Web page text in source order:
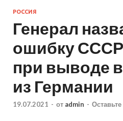
РОССИЯ
Генерал
ошибку
при выводе
из Германии
19.07.2021 - от admin -